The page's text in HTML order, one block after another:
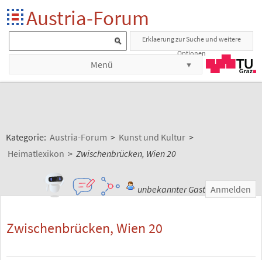
Austria-Forum
Erklaerung zur Suche und weitere
Optionen
Menü
Kategorie: Austria-Forum > Kunst und Kultur >
Heimatlexikon > Zwischenbrücken, Wien 20
unbekannter Gast Anmelden
Zwischenbrücken, Wien 20